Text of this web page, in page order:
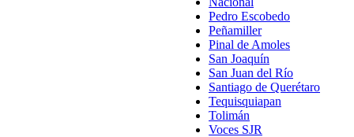
Pedro Escobedo
Peñamiller
Pinal de Amoles
San Joaquín
San Juan del Río
Santiago de Querétaro
Tequisquiapan
Tolimán
Voces SJR